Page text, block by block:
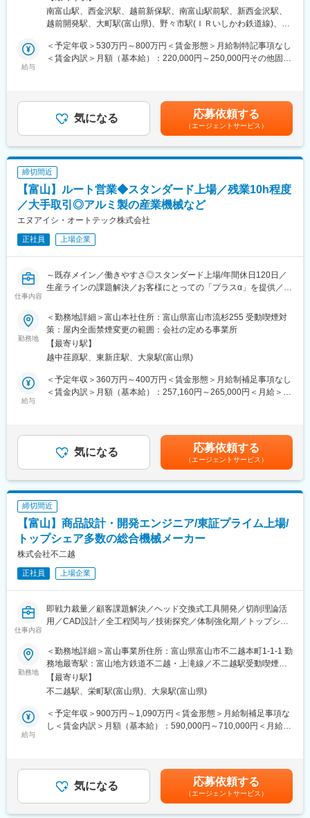
■キャリアパス
来的には技術企画や開発リーダーとしてのキャリア形成が可能で
す。専門性を活かしながら、社会実装に貢献する技術者として成
・同社は東証プライム上場の切削工具・ベアリング・産業用ロボ
ットの製造を中心とするメーカー企業です。社員も連結で約7,500
人在籍し、ロボット・工具・工作機械・ベアリング・油圧機器・
カーハイドロリクス・特殊鋼・工業炉の８事業を展開していま
す。
・同社の技術は世界的な少子高齢化による労働人口の減少を背景
として、人手不足の解消、生産性の向上などのニーズの需要があ
り、世界の生産現場に寄与しています。
・同社は世界シェアNO.1の製品も多く所有、海外拠点も32カ所と
多く、グローバルに活躍の場を広げています。
変更の範囲：会社の定める業務
■業務内容：
自社ボイラおよび、付帯機器の営業を主に行っていただきます。
また、お客様の要望によっては自社製品のみならず他社製品を取
り扱うこともあります。
を一貫して担当します。
主にボイラー室内の製品一式を取り扱います。ボイラ本体のみな
らず、付帯品の水処理機器や工場内の配管工事等、工場内インフ
■1週間の営業の流れ（例）：
月曜・火曜：お客様先を訪問し、製品導入について打ち合わせ
水曜：訪問した企業様の見積書など事務作業（リモート）
木曜：見積書をもって再訪問、打ち合わせ。打ち合わせ後直帰し
リモート勤務
打ち合わせ
す。
※外出先や出張先でも事務処理ができるよう、1人に1台PC・タブ
◎既存営業と新規営業の割合：
既存営業：新規営業＝6：4の割合です。新規営業は主に代理店経
由で行われ、完全新規の開拓は少なめです。過去のリストを活用
また、代理店営業といっても、実際には直接お客様と会話するこ
とが多く、7割です。ゼネコンなどが間に入る場合もありますが、
支店ごとに異なりますが、メイン担当として20数社を担当し、定
期訪問を行います。突発的な案件もありますが、支店のシステム
を活用して効率的に営業活動を行います。
■入社後の流れ：
本社での1ヶ月間の集合研修とオンライン研修を通じて、商品知識
をしっかりと身に付けることができます。研修と現場OJTを通し
て製品について理解を深める環境が整っております。
変更の範囲：会社の定める業務
３１－３ 受動喫煙対策：屋内全面禁煙＜勤務地詳細3＞福井支店
住所：福井県福井市高柳1-403 勤務地最寄駅：えちぜん鉄道勝山
会社の定める事業所（リモートワーク含む）
南富山駅、西金沢駅、越前新保駅、南富山駅前駅、新西金沢駅、
越前開発駅、大町駅(富山県)、野々市駅(ＩＲいしかわ鉄道線)、追
給与
＜予定年収＞530万円～800万円＜賃金形態＞月給制特記事項なし
＜賃金内訳＞月額（基本給）：220,000円～250,000円その他固定
金はあくまでも目安の金額であり、選考を通じて上下する可能性
があります。月給(月額)は固定手当を含めた表記です。
気になる 応募依頼する
（エージェントサービス）
締切間近
【富山】ルート営業◆スタンダード上場／残業10h程度
／大手取引◎アルミ製の産業機械など
エヌアイシ・オートテック株式会社
正社員 上場企業
仕事内容
～既存メイン／働きやすさ◎スタンダード上場/年間休日120日／
生産ラインの課題解決／お客様にとっての「プラスα」を提供／ア
■担当業務：
アルミフレームメーカの商事部門として、お客様の様々なオーダ
にお答えします。
取り扱う商品は多く、工業用砥石・工具・ツール等の消耗品類か
ら周辺機器・FA装置・大型機械設備まで、お客様の生産現場に必
要なあらゆる商材を販売しており、時には新工場の建設や生産ラ
《お客様について》
当社のお客様は、富山県内のロボットメーカーをはじめ、自動車
部品・切削工具メーカー等の機械系製造業が中心となります。
《取り扱い商材について》
工業用砥石・工具・ツール等の消耗品類から周辺機器・FA装置・
大型機械設備など
※商社機能に加えて自社の「アルファフレーム」「クリーン装置」
も併せ持っています。
ト体制も整っているので、安心して仕事と向き合うことができま
す。
■当社について：
お客様のご要望にあわせ、アルミ製構造部材から高度な自動化装
置、ロボット架台のカスタム製造を行い、お客様の生産ラインの
イノベーションに貢献しています。
＜製造例＞
検査装置・コンベア・ロボット架台・クリーベンチ・作業台など
また、組立てに必要な情報を直接フレームにプリントすることも
可能であり作業時間を大幅削減することができます。
勤務地
＜勤務地詳細＞富山本社住所：富山県富山市流杉255 受動喫煙対
策：屋内全面禁煙変更の範囲：会社の定める事業所
【最寄り駅】
越中荏原駅、東新庄駅、大泉駅(富山県)
給与
＜予定年収＞360万円～400万円＜賃金形態＞月給制補足事項なし
＜賃金内訳＞月額（基本給）：257,160円～265,000円＜月給＞
気になる 応募依頼する
（エージェントサービス）
締切間近
【富山】商品設計・開発エンジニア/東証プライム上場/
トップシェア多数の総合機械メーカー
株式会社不二越
正社員 上場企業
仕事内容
即戦力裁量／顧客課題解決／ヘッド交換式工具開発／切削理論活
用／CAD設計／全工程関与／技術探究／体制強化期／トップシェ
■本求人の魅力
即戦力として裁量を持ち、顧客の技術課題解決の製品開発に挑む
──。
ヘッド交換式ドリル・エンドミルの設計・開発を通じて、多様な
ニーズに応える製品づくりに携わることができます！開発スピー
ド強化を目的とした体制の中、技術探究心を活かせる環境が整っ
ヘッド交換式ドリル・エンドミル（モジュラードリル・エンドミ
ル）の設計・開発を中心に、商品企画から性能評価、顧客ニーズ
への対応まで、製品開発の全工程に関与いただきます。
勤務地
＜勤務地詳細＞富山事業所住所：富山県富山市不二越本町1-1-1 勤
務地最寄駅：富山地方鉄道不二越・上滝線／不二越駅受動喫煙対
策：敷地内喫煙可能場所あり
【最寄り駅】
不二越駅、栄町駅(富山県)、大泉駅(富山県)
給与
＜予定年収＞900万円～1,090万円＜賃金形態＞月給制補足事項な
し＜賃金内訳＞月額（基本給）：590,000円～710,000円＜月給＞
月）賃金はあくまでも目安の金額であり、選考を通じて上下する
可能性があります。月給(月額)は固定手当を含めた表記です。
気になる 応募依頼する
（エージェントサービス）